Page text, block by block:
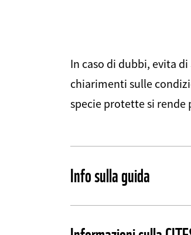
In caso di dubbi, evita
chiarimenti sulle
specie protette si rende
Info sulla guida